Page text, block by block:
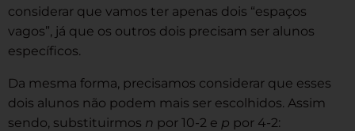
considerar que vamos ter apenas dois “espaços
vagos”, já que os outros dois precisam ser alunos
específicos.
Da mesma forma, precisamos considerar que esses
dois alunos não podem mais ser escolhidos. Assim
sendo, substituirmos n por 10-2 e p por 4-2: